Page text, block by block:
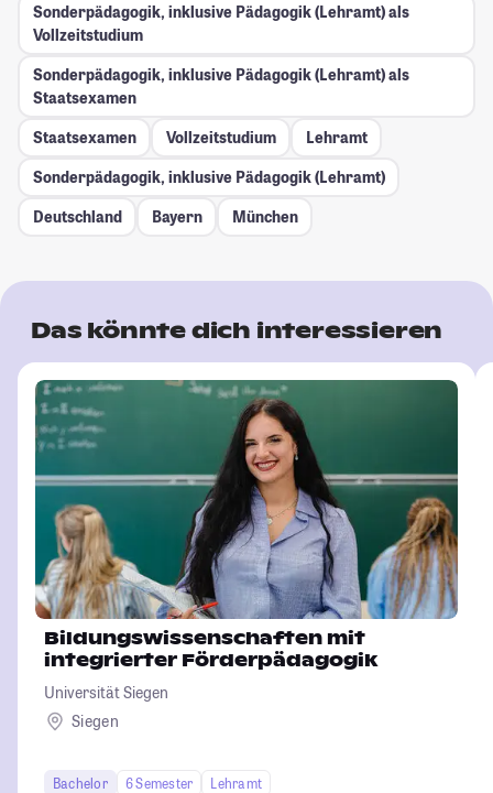
Sonderpädagogik, inklusive Pädagogik (Lehramt) als
Vollzeitstudium
Sonderpädagogik, inklusive Pädagogik (Lehramt) als
Staatsexamen
Staatsexamen
Vollzeitstudium
Lehramt
Sonderpädagogik, inklusive Pädagogik (Lehramt)
Deutschland
Bayern München
Das könnte dich interessieren
Bildungswissenschaften mit
integrierter Förderpädagogik
Universität Siegen
Siegen
Bachelor 6 Semester
Lehramt